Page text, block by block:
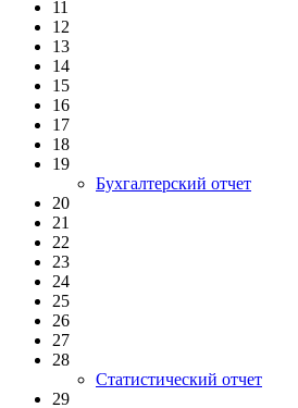
11
12
13
14
15
16
17
18
19
Бухгалтерский отчет
20
21
22
23
24
25
26
27
28
Статистический отчет
29